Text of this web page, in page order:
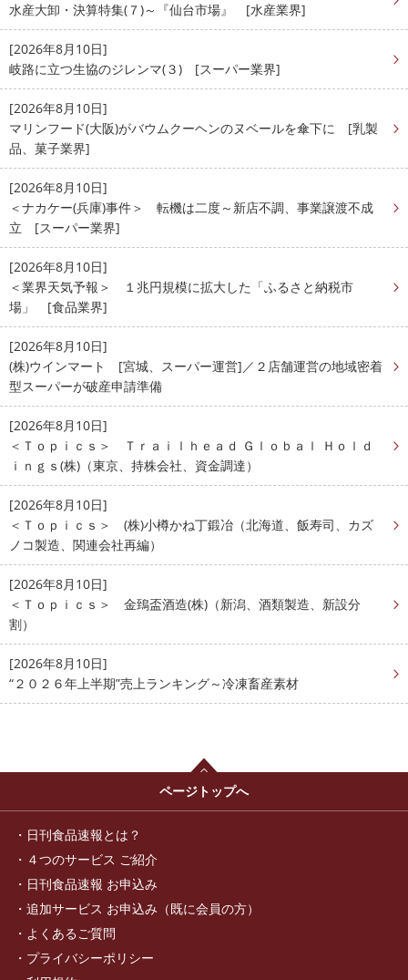
水産大卸・決算特集(７)～『仙台市場』 [水産業界]
[2026年8月10日]
岐路に立つ生協のジレンマ(３) [スーパー業界]
[2026年8月10日]
マリンフード(大阪)がバウムクーヘンのヌベールを傘下に [乳製
品、菓子業界]
[2026年8月10日]
＜ナカケー(兵庫)事件＞ 転機は二度～新店不調、事業譲渡不成
立 [スーパー業界]
[2026年8月10日]
＜業界天気予報＞ １兆円規模に拡大した「ふるさと納税市
場」 [食品業界]
[2026年8月10日]
(株)ウインマート [宮城、スーパー運営]／２店舗運営の地域密着
型スーパーが破産申請準備
[2026年8月10日]
＜Ｔｏｐｉｃｓ＞ Ｔｒａｉｌｈｅａｄ Ｇｌｏｂａｌ Ｈｏｌｄ
ｉｎｇｓ(株)（東京、持株会社、資金調達）
[2026年8月10日]
＜Ｔｏｐｉｃｓ＞ (株)小樽かね丁鍛冶（北海道、飯寿司、カズ
ノコ製造、関連会社再編）
[2026年8月10日]
＜Ｔｏｐｉｃｓ＞ 金鵄盃酒造(株)（新潟、酒類製造、新設分
割）
[2026年8月10日]
“２０２６年上半期”売上ランキング～冷凍畜産素材
ページトップへ
日刊食品速報とは？
４つのサービス ご紹介
日刊食品速報 お申込み
追加サービス お申込み（既に会員の方）
よくあるご質問
プライバシーポリシー